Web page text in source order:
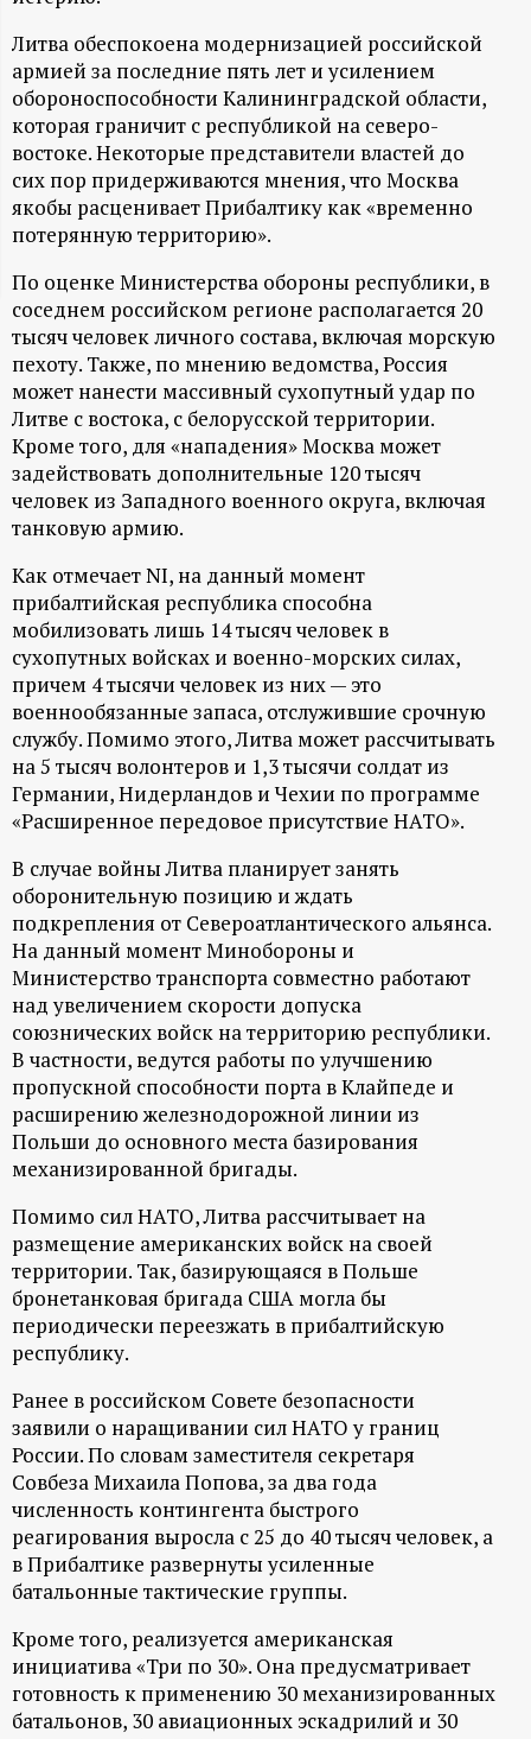
ф
о
р
м
а
ц
и
о
н
ы
й
п
о
р
т
а
л
Литва обеспокоена модернизацией российской
армией за последние пять лет и усилением
обороноспособности Калининградской области,
которая граничит с республикой на северо-
востоке. Некоторые представители властей до
сих пор придерживаются мнения, что Москва
якобы расценивает Прибалтику как «временно
потерянную территорию».
По оценке Министерства обороны республики, в
соседнем российском регионе располагается 20
тысяч человек личного состава, включая морскую
пехоту. Также, по мнению ведомства, Россия
может нанести массивный сухопутный удар по
Литве с востока, с белорусской территории.
Кроме того, для «нападения» Москва может
задействовать дополнительные 120 тысяч
человек из Западного военного округа, включая
танковую армию.
Как отмечает NI, на данный момент
прибалтийская республика способна
мобилизовать лишь 14 тысяч человек в
сухопутных войсках и военно-морских силах,
причем 4 тысячи человек из них — это
военнообязанные запаса, отслужившие срочную
службу. Помимо этого, Литва может рассчитывать
на 5 тысяч волонтеров и 1,3 тысячи солдат из
Германии, Нидерландов и Чехии по программе
«Расширенное передовое присутствие НАТО».
В случае войны Литва планирует занять
оборонительную позицию и ждать
подкрепления от Североатлантического альянса.
На данный момент Минобороны и
Министерство транспорта совместно работают
над увеличением скорости допуска
союзнических войск на территорию республики.
В частности, ведутся работы по улучшению
пропускной способности порта в Клайпеде и
расширению железнодорожной линии из
Польши до основного места базирования
механизированной бригады.
Помимо сил НАТО, Литва рассчитывает на
размещение американских войск на своей
территории. Так, базирующаяся в Польше
бронетанковая бригада США могла бы
периодически переезжать в прибалтийскую
республику.
Ранее в российском Совете безопасности
заявили о наращивании сил НАТО у границ
России. По словам заместителя секретаря
Совбеза Михаила Попова, за два года
численность контингента быстрого
реагирования выросла с 25 до 40 тысяч человек, а
в Прибалтике развернуты усиленные
батальонные тактические группы.
Кроме того, реализуется американская
инициатива «Три по 30». Она предусматривает
готовность к применению 30 механизированных
батальонов, 30 авиационных эскадрилий и 30